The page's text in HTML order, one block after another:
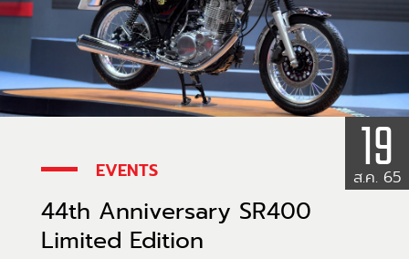
EVENTS
44th Anniversary SR400
Limited Edition
19
ส.ค. 65